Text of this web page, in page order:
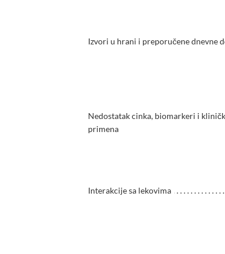
Izvori u hrani i preporučene dnevne
Nedostatak cinka, biomarkeri i
primena
Interakcije sa lekovima